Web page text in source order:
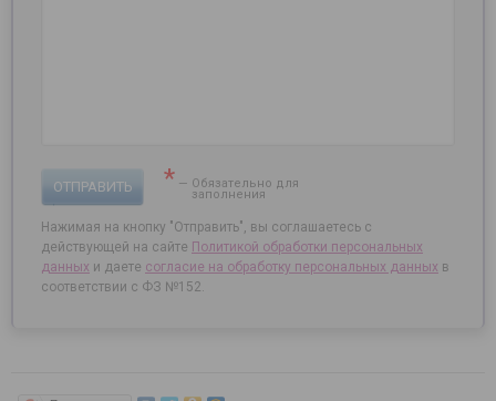
ОТПРАВИТЬ * — Обязательно для
заполнения
Нажимая на кнопку "Отправить", вы соглашаетесь с
действующей на сайте Политикой обработки персональных
данных и даете согласие на обработку персональных данных в
соответствии с ФЗ №152.